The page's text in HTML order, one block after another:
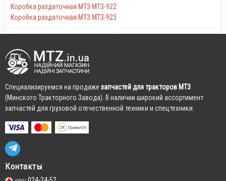
Коробка раздаточная МТЗ МТЗ-922
Коробка раздаточная МТЗ МТЗ-923
Cпециализируемся на продаже запчастей для тракторов МТЗ
(Минского Тракторного Завода). В наличии широкий ассортимент
запчастей для грузовой отечественной техники и спецтехники.
Контакты